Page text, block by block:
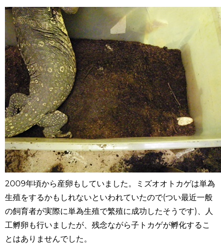
2009年頃から産卵もしていました。ミズオオトカゲは単為
生殖をするかもしれないといわれていたので(つい最近一般
の飼育者が実際に単為生殖で繁殖に成功したそうです)、人
工孵卵も行いましたが、残念ながら子トカゲが孵化するこ
とはありませんでした。